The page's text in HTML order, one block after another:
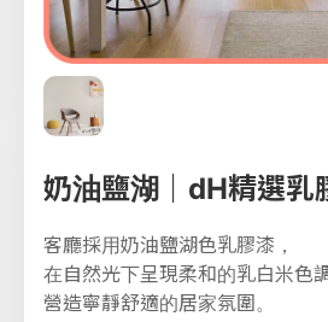
奶油鹽湖｜dH精選乳
客廳採用奶油鹽湖色乳膠漆，
在自然光下呈現柔和的乳白米色
營造寧靜舒適的居家氛圍。